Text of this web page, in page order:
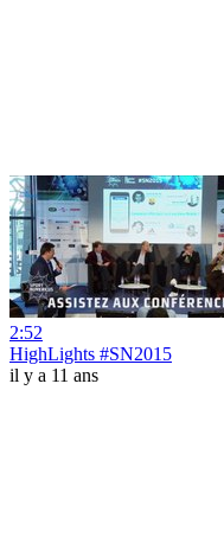
2:52
HighLights #SN2015
il y a 11 ans